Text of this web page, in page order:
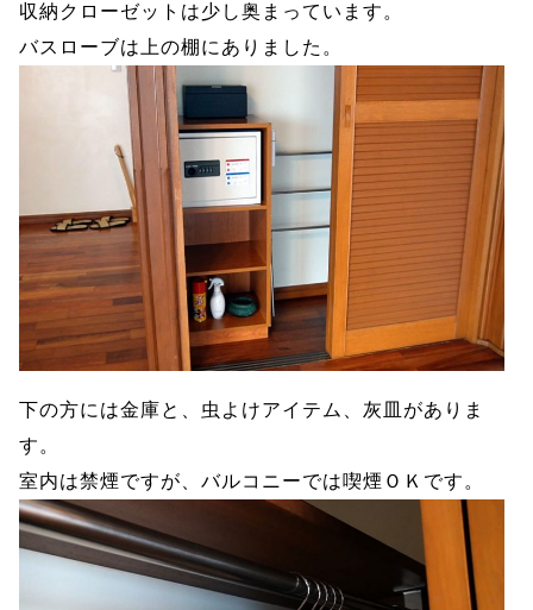
収納クローゼットは少し奥まっています。
バスローブは上の棚にありました。
下の方には金庫と、虫よけアイテム、灰皿がありま
す。
室内は禁煙ですが、バルコニーでは喫煙ＯＫです。